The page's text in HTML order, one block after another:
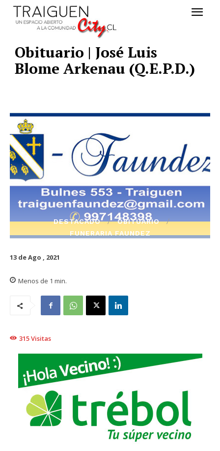
Obituario | José Luis
Blome Arkenau (Q.E.P.D.)
DESTACADO
OBITUARIO
FUNERARIA FAUNDEZ
13 de Ago , 2021
Menos de 1 min.
315Visitas